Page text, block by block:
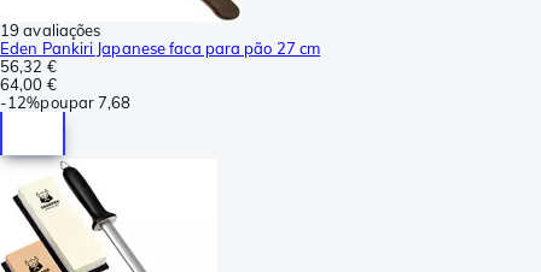
19 avaliações
Eden Pankiri Japanese faca para pão 27 cm
56,32 €
64,00 €
-12%poupar7,68